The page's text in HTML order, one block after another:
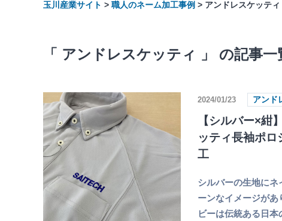
玉川産業サイト > 職人のネーム加工事例 > アンドレスケッティ
「 アンドレスケッティ 」 の記事一
2024/01/23 アンド
【シルバー×紺
ッティ長袖ポロ
工
シルバーの生地に
ーンなイメージが
ビーは伝統ある日